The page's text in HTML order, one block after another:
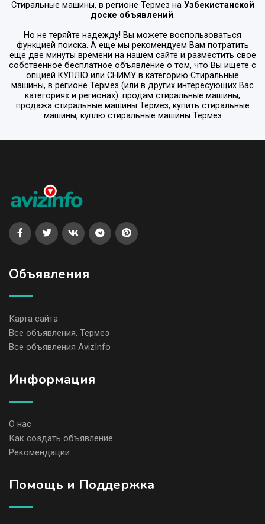
Стиральные машины, в регионе Термез на Узбекистанской
доске объявлений.
Но не теряйте надежду! Вы можете воспользоваться
функцией поиска. А еще мы рекомендуем Вам потратить
еще две минуты времени на нашем сайте и разместить свое
собственное бесплатное объявление о том, что Вы ищете с
опцией КУПЛЮ или СНИМУ в категорию Стиральные
машины, в регионе Термез (или в других интересующих Вас
категориях и регионах). продам стиральные машины,
продажа стиральные машины Термез, купить стиральные
машины, куплю стиральные машины Термез
Объявления
Карта сайта
Все объявления, Термез
Все объявления AvizInfo
Информация
О нас
Как создать объявление
Рекомендации
Помощь и Поддержка